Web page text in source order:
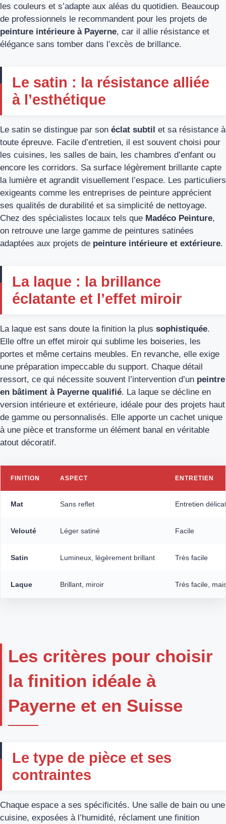
les couleurs et s’adapte aux aléas du quotidien. Beaucoup
de professionnels le recommandent pour les projets de
peinture intérieure à Payerne, car il allie résistance et
élégance sans tomber dans l’excès de brillance.
Le satin : la résistance alliée
à l’esthétique
Le satin se distingue par son éclat subtil et sa résistance à
toute épreuve. Facile d’entretien, il est souvent choisi pour
les cuisines, les salles de bain, les chambres d’enfant ou
encore les corridors. Sa surface légèrement brillante capte
la lumière et agrandit visuellement l’espace. Les particuliers
exigeants comme les entreprises de peinture apprécient
ses qualités de durabilité et sa simplicité de nettoyage.
Chez des spécialistes locaux tels que Madéco Peinture,
on retrouve une large gamme de peintures satinées
adaptées aux projets de peinture intérieure et extérieure.
La laque : la brillance
éclatante et l’effet miroir
La laque est sans doute la finition la plus sophistiquée.
Elle offre un effet miroir qui sublime les boiseries, les
portes et même certains meubles. En revanche, elle exige
une préparation impeccable du support. Chaque détail
ressort, ce qui nécessite souvent l’intervention d’un peintre
en bâtiment à Payerne qualifié. La laque se décline en
version intérieure et extérieure, idéale pour des projets haut
de gamme ou personnalisés. Elle apporte un cachet unique
à une pièce et transforme un élément banal en véritable
atout décoratif.
FINITION ASPECT ENTRETIEN
Mat Sans reflet Entretien délicat
Velouté Léger satiné Facile
Satin Lumineux, légèrement brillant Très facile
Laque Brillant, miroir Très facile,
Les critères pour choisir
la finition idéale à
Payerne et en Suisse
Le type de pièce et ses
contraintes
Chaque espace a ses spécificités. Une salle de bain ou une
cuisine, exposées à l’humidité, réclament une finition